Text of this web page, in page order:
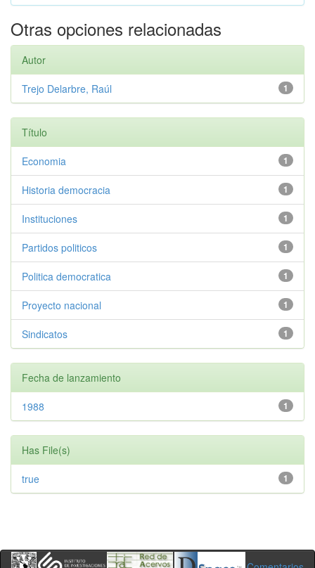
Otras opciones relacionadas
Autor
1
Trejo Delarbre, Raúl
Título
1
Economia
1
Historia democracia
1
Instituciones
1
Partidos politicos
1
Politica democratica
1
Proyecto nacional
1
Sindicatos
Fecha de lanzamiento
1
1988
Has File(s)
1
true